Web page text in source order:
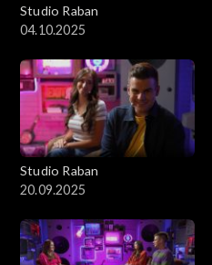
Studio Raban
04.10.2025
Studio Raban
20.09.2025